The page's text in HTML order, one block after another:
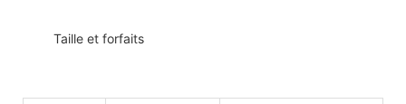
Taille et forfaits